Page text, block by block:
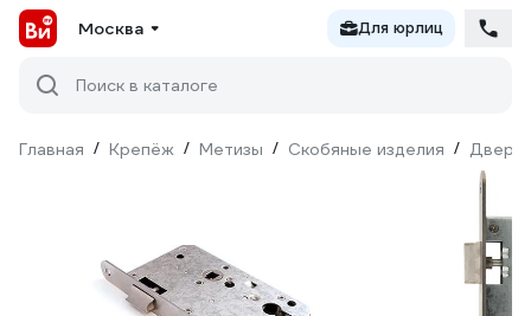
Москва Для юрлиц
Поиск в каталоге
Главная / Крепёж / Метизы / Скобяные изделия /